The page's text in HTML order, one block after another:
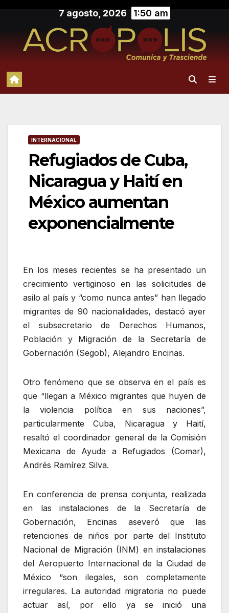
contenido
7 agosto, 2026 1:50 am
INTERNACIONAL
Refugiados de Cuba,
Nicaragua y Haití en
México aumentan
exponencialmente
En los meses recientes se ha presentado un
crecimiento vertiginoso en las solicitudes de
asilo al país y “como nunca antes” han llegado
migrantes de 90 nacionalidades, destacó ayer
el subsecretario de Derechos Humanos,
Población y Migración de la Secretaría de
Gobernación (Segob), Alejandro Encinas.
Otro fenómeno que se observa en el país es
que “llegan a México migrantes que huyen de
la violencia política en sus naciones”,
particularmente Cuba, Nicaragua y Haití,
resaltó el coordinador general de la Comisión
Mexicana de Ayuda a Refugiados (Comar),
Andrés Ramírez Silva.
En conferencia de prensa conjunta, realizada
en las instalaciones de la Secretaría de
Gobernación, Encinas aseveró que las
retenciones de niños por parte del Instituto
Nacional de Migración (INM) en instalaciones
del Aeropuerto Internacional de la Ciudad de
México “son ilegales, son completamente
irregulares. La autoridad migratoria no puede
actuar así, por ello ya se inició una